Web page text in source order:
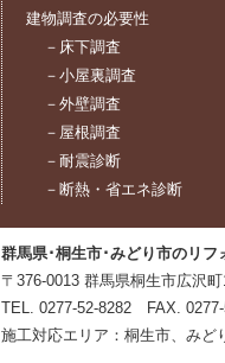
建物調査の必要性
－床下調査
－小屋裏調査
－外壁調査
－屋根調査
－耐震診断
－断熱・省エネ診断
群馬県･桐生市･みどり市のリ
〒376-0013 群馬県桐生市広沢
TEL. 0277-52-8282 FAX.
施工対応エリア：桐生市、みど